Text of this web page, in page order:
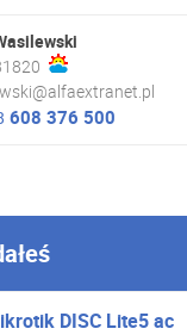
608 376 500
DISC Lite5 ac